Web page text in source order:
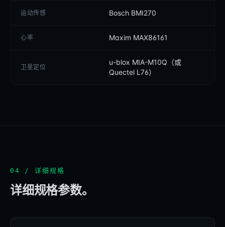
运动传感 Bosch BMI270
心率 Maxim MAX86161
卫星定位
u-blox MIA-M10Q（或
Quectel L76）
04 / 详细规格
详细规格参数。